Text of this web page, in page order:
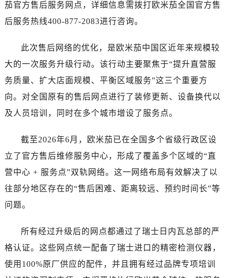
河南省南阳市宛城区范蠡东路与南都路交叉口售后服务中心（需提前预约）
河南省三门峡市湖滨区和平路售后服务中心（需提前预约）
河南省商丘市梁园区神火大道售后服务中心（需提前预约）
河南省新乡市红旗区人民路售后服务中心（需提前预约）
河南省信阳市浉河区东方红大道售后服务中心（需提前预约）
河南省周口市川汇区七一路售后服务中心（需提前预约）
河南省驻马店市驿城区乐山大道与置地大道交叉口售后服务中心（需提前预约）
湖北省鄂州市鄂城区文星大道售后服务中心（需提前预约）
湖北省随州市曾都区青年路售后服务中心（需提前预约）
湖北省咸宁市咸安区长安大道售后服务中心（需提前预约）
茄官方售后服务网点，详细信息需拨打欧米茄全国官方售
后服务热线400-877-2083进行咨询。
此次售后网络的优化，是欧米茄中国区近年来规模较
大的一次服务升级行动。该行动主要聚焦于“提升直营服
务质量、扩大店面规模、平衡区域服务”这三个重要方
向。对全国原有的售后网点进行了装修更新、设备换代以
及人员培训，同时在多个城市增设了服务点。
截至2026年6月，欧米茄已在全国多个省级行政区设
立了官方售后维修服务中心，形成了覆盖多个区域的“直
营中心 + 服务点”双轨网络。这一网络布局有效解决了以
往部分地区存在的“售后困难、距离较远、预约时间长”等
问题。
所有经过升级后的网点都通过了瑞士日内瓦总部的严
格认证。这些网点统一配备了瑞士进口的精密检测仪器，
使用100%原厂供应的配件，并且拥有经过品牌专项培训